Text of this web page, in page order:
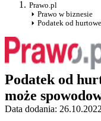
Prawo.pl
Prawo w biznesie
Podatek od
Podatek od
może
Data dodania: